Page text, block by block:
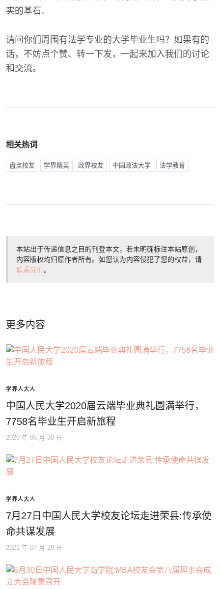
实的基石。
请问你们周围有法学专业的大学毕业生吗？如果有的
话，不妨点个赞、转一下发，一起来加入我们的讨论
和交流。
相关热词
盘点校友 学界精英 政界校友 中国政法大学 法学教育
本站出于传递信息之目的刊登本文，若未明确标注本站原创，
内容版权均归原作者所有。如您认为内容侵犯了您的权益，请
联系我们。
更多内容
学界人大人
中国人民大学2020届云端毕业典礼圆满举行，
7758名毕业生开启新旅程
2020 年 06 月 30 日
学界人大人
7月27日中国人民大学校友论坛走进荣县:传承使
命共谋发展
2021 年 07 月 28 日